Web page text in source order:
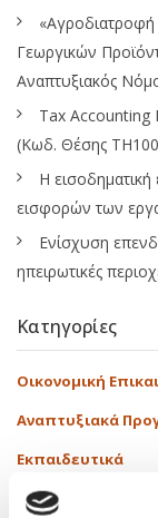
Γεωργικών
Αναπτυξιακός
Tax Accounting
(Κωδ. Θέσης
Η
εισφορών των
Ενίσχυση
ηπειρωτικές
Κατηγορίες
Οικονομική
Αναπτυξιακά
Εκπαιδευτικά
Δραστηριότητες